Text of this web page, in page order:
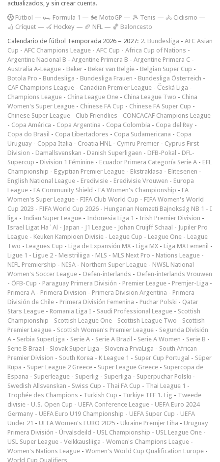
actualizados, y sin crear cuenta.
Fútbol — 🏎️ Formula 1 — 🏍 MotoGP — 🎾 Tenis — 🚴 Ciclismo —
🏏 Críquet — 🏑 Hockey — 🏈 NFL — 🏀 Baloncesto
Calendario de fútbol Temporada 2026 – 2027: 2. Bundesliga - AFC Asian
Cup - AFC Champions League - AFC Cup - Africa Cup of Nations -
Argentine Nacional B - Argentine Primera B - Argentine Primera C -
Australia A-League - Beker - Beker van België - Belgian Super Cup -
Botola Pro - Bundesliga - Bundesliga Frauen - Bundesliga Österreich -
CAF Champions League - Canadian Premier League - Česká Liga -
Champions League - China League One - China League Two - China
Women's Super League - Chinese FA Cup - Chinese FA Super Cup -
Chinese Super League - Club Friendlies - CONCACAF Champions League
- Copa América - Copa Argentina - Copa Colombia - Copa del Rey -
Copa do Brasil - Copa Libertadores - Copa Sudamericana - Copa
Uruguay - Coppa Italia - Croatia HNL - Cymru Premier - Cyprus First
Division - Damallsvenskan - Danish Superligaen - DFB-Pokal - DFL-
Supercup - Division 1 Féminine - Ecuador Primera Categoría Serie A - EFL
Championship - Egyptian Premier League - Ekstraklasa - Eliteserien -
English National League - Eredivisie - Eredivisie Vrouwen - Europa
League - FA Community Shield - FA Women's Championship - FA
Women's Super League - FIFA Club World Cup - FIFA Women's World
Cup 2023 - FIFA World Cup 2026 - Hungarian Nemzeti Bajnokság NB 1 - I
liga - Indian Super League - Indonesia Liga 1 - Irish Premier Division -
Israel Ligat Ha`Al - Japan - J1 League - Johan Cruijff Schaal - Jupiler Pro
League - Keuken Kampioen Divisie - League Cup - League One - League
Two - Leagues Cup - Liga de Expansión MX - Liga MX - Liga MX Femenil -
Ligue 1 - Ligue 2 - Meistriliiga - MLS - MLS Next Pro - Nations League -
NIFL Premiership - NISA - Northern Super League - NWSL National
Women's Soccer League - Oefen-interlands - Oefen-interlands Vrouwen
- ÖFB-Cup - Paraguay Primera División - Premier League - Premjer-Liga -
Primera A - Primera Division - Primera Division Argentina - Primera
División de Chile - Primera División Femenina - Puchar Polski - Qatar
Stars League - Romania Liga I - Saudi Professional League - Scottish
Championship - Scottish League One - Scottish League Two - Scottish
Premier League - Scottish Women's Premier League - Segunda División
A - Serbia SuperLiga - Serie A - Serie A Brazil - Serie A Women - Serie B -
Serie B Brazil - Slovak Super Liga - Slovenia PrvaLiga - South African
Premier Division - South Korea - K League 1 - Super Cup Portugal - Süper
Kupa - Super League 2 Greece - Super League Greece - Supercopa de
Espana - Superleague - Superlig - Superliga - Superpuchar Polski -
Swedish Allsvenskan - Swiss Cup - Thai FA Cup - Thai League 1 -
Trophée des Champions - Turkish Cup - Türkiye TFF 1. Lig - Tweede
divisie - U.S. Open Cup - UEFA Conference League - UEFA Euro 2024
Germany - UEFA Euro U19 Championship - UEFA Super Cup - UEFA
Under 21 - UEFA Women's EURO 2025 - Ukraine Premjer Liha - Uruguay
Primera División - Úrvalsdeild - USL Championship - USL League One -
USL Super League - Veikkausliiga - Women's Champions League -
Women's Nations League - Women's World Cup Qualification Europe -
World Cup Qualifiers